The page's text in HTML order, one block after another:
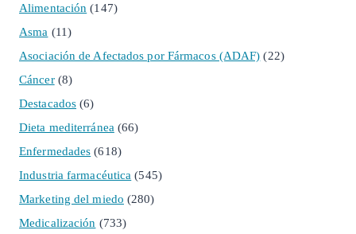
Alimentación (147)
Asma (11)
Asociación de Afectados por Fármacos (ADAF) (22)
Cáncer(8)
Destacados (6)
Dieta mediterránea (66)
Enfermedades (618)
Industria farmacéutica (545)
Marketing del miedo (280)
Medicalización (733)